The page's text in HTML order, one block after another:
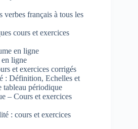
verbes français à tous les
cours et exercices
en ligne
en ligne
et exercices corrigés
: Définition, Echelles et
tableau périodique
– Cours et exercices
: cours et exercices